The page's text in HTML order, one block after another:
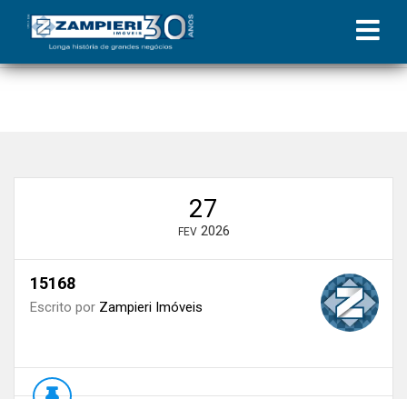
Início»Blog»Investir em imóveis na planta: vantagens financeiras
e riscos que você deve evitar»
27
FEV 2026
15168
Escrito por Zampieri Imóveis